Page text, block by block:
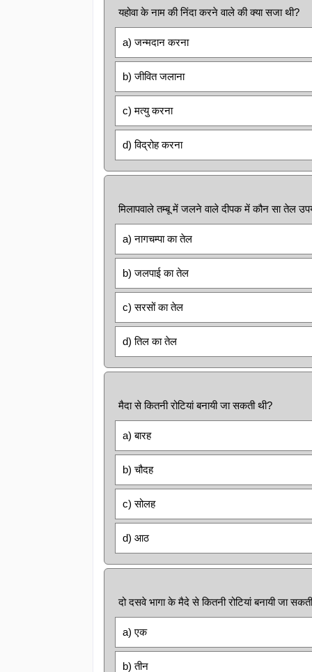
यहोवा के नाम की निंदा करने वाले की क्या सजा थी?
a) जन्मदान करना
b) जीवित जलाना
c) मत्यु करना
d) विद्रोह करना
मिलापवाले तम्बू में जलने वाले दीपक में कौन सा तेल
a) नागचम्पा का तेल
b) जलपाई का तेल
c) सरसों का तेल
d) तिल का तेल
मैदा से कितनी रोटियां बनायी जा सकती थी?
a) बारह
b) चौदह
c) सोलह
d) आठ
दो दसवे भागा के मैदे से कितनी रोटियां बनायी जा
a) एक
b) तीन